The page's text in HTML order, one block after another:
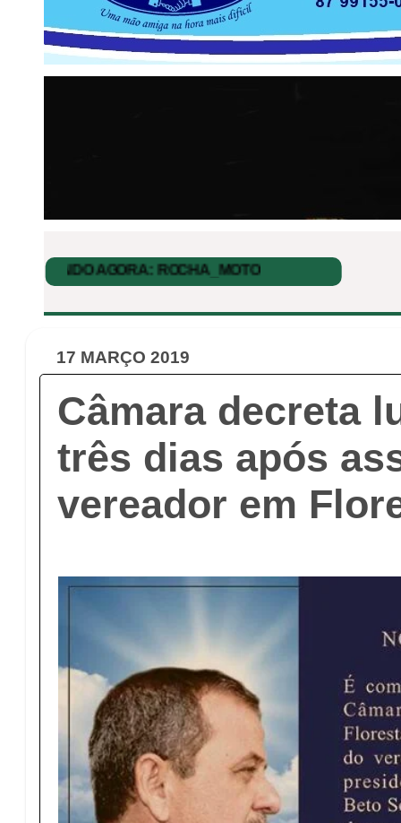
17 MARÇO 2019
Câmara decreta
três dias após
vereador em